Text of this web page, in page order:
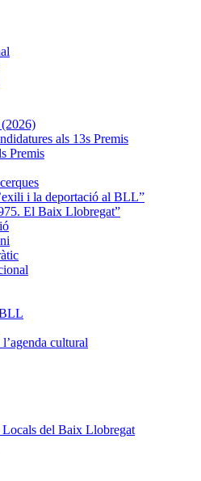
(2026)
als 13s Premis
Premis
i la deportació al BLL”
El Baix Llobregat”
cultural
Locals del Baix Llobregat